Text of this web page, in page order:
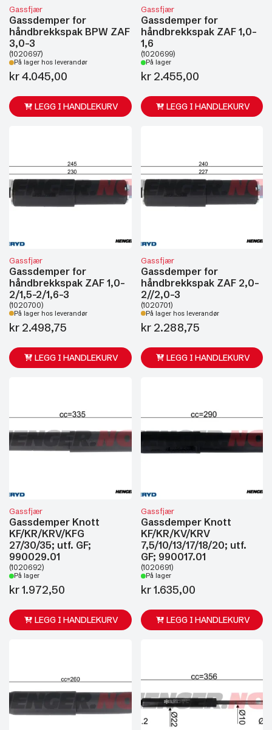
Gassfjær
Gassdemper for
håndbrekkspak BPW ZAF
3,0-3
(1020697)
På lager hos leverandør
kr4.045,00
LEGG I HANDLEKURV
Gassfjær
Gassdemper for
håndbrekkspak ZAF 1,0-
1,6
(1020699)
På lager
kr2.455,00
LEGG I HANDLEKURV
Gassfjær
Gassdemper for
håndbrekkspak ZAF 1,0-
2/1,5-2/1,6-3
(1020700)
På lager hos leverandør
kr 2.498,75
LEGG I HANDLEKURV
Gassfjær
Gassdemper for
håndbrekkspak ZAF 2,0-
2//2,0-3
(1020701)
På lager hos leverandør
kr2.288,75
LEGG I HANDLEKURV
Gassfjær
Gassdemper Knott
KF/KR/KRV/KFG
27/30/35; utf. GF;
990029.01
(1020692)
På lager
kr1.972,50
LEGG I HANDLEKURV
Gassfjær
Gassdemper Knott
KF/KR/KV/KRV
7,5/10/13/17/18/20; utf.
GF; 990017.01
(1020691)
På lager
kr1.635,00
LEGG I HANDLEKURV